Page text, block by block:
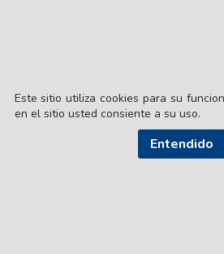
Este sitio utiliza cookies para su
en el sitio usted consiente a su uso.
Entendido